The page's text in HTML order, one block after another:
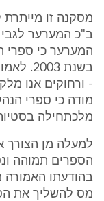
מסקנה זו
ב"כ המערער
המערער כי ספרי
בשנת
- ורחוקים אנו
מודה כי ספרי
מלכתחילה
למעלה מן הצורך
הספרים תמוהה